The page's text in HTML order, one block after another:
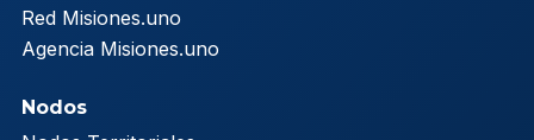
Red Misiones.uno
Agencia Misiones.uno
Nodos